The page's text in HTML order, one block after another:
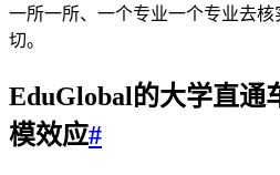
一所一所、一个专业一个专业去
切。
EduGlobal的大学直通
模效应#